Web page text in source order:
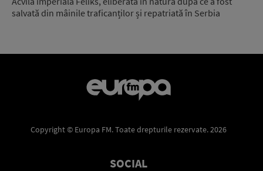
salvată din mâinile traficanților și repatriată în Serbia
Copyright © Europa FM. Toate drepturile rezervate. 2026
SOCIAL